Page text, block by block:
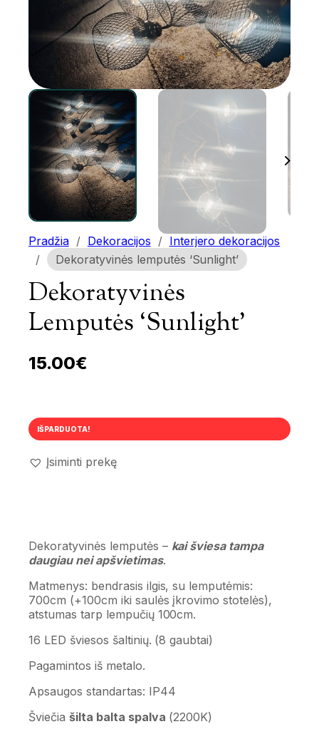
Pradžia / Dekoracijos / Interjero dekoracijos
/
Dekoratyvinės lemputės ‘Sunlight’
Dekoratyvinės
Lemputės ‘Sunlight’
15.00€
IŠPARDUOTA!
Įsiminti prekę
Dekoratyvinės lemputės – kai šviesa tampa
daugiau nei apšvietimas.
Matmenys: bendrasis ilgis, su lemputėmis:
700cm (+100cm iki saulės įkrovimo stotelės),
atstumas tarp lempučių 100cm.
16 LED šviesos šaltinių. (8 gaubtai)
Pagamintos iš metalo.
Apsaugos standartas: IP44
Šviečia šilta balta spalva (2200K)